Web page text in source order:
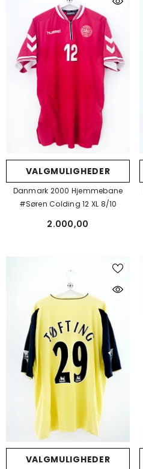
VALGMULIGHEDER
Danmark 2000 Hjemmebane
#Søren Colding 12 XL 8/10
2.000,00
VALGMULIGHEDER